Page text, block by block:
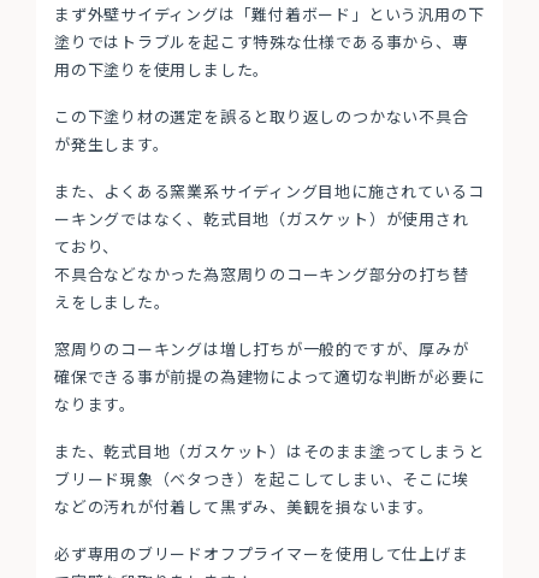
まず外壁サイディングは「難付着ボード」という汎用の下
塗りではトラブルを起こす特殊な仕様である事から、専
用の下塗りを使用しました。
この下塗り材の選定を誤ると取り返しのつかない不具合
が発生します。
また、よくある窯業系サイディング目地に施されているコ
ーキングではなく、乾式目地（ガスケット）が使用され
ており、
不具合などなかった為窓周りのコーキング部分の打ち替
えをしました。
窓周りのコーキングは増し打ちが一般的ですが、厚みが
確保できる事が前提の為建物によって適切な判断が必要に
なります。
また、乾式目地（ガスケット）はそのまま塗ってしまうと
ブリード現象（ベタつき）を起こしてしまい、そこに埃
などの汚れが付着して黒ずみ、美観を損ないます。
必ず専用のブリードオフプライマーを使用して仕上げま